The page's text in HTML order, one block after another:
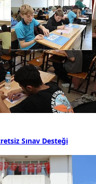
Sınav Desteği